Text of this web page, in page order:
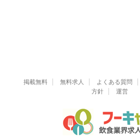
掲載無料 無料求人 よくある質問
方針
運営